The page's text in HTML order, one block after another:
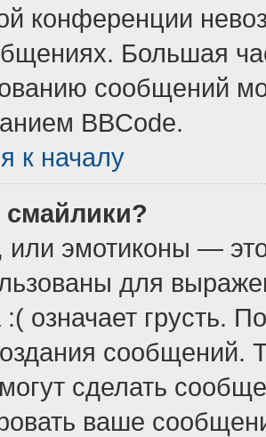
конференции
Большая
сообщений
BBCode.
к началу
смайлики?
эмотиконы —
для
:( означает грусть.
сообщений.
сделать
ваше